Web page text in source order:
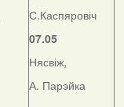
С.Каспяровіч
07.05
Нясвіж,
А. Парэйка